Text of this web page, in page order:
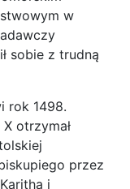
w
sobie z trudną
rok 1498.
otrzymał
przez
i